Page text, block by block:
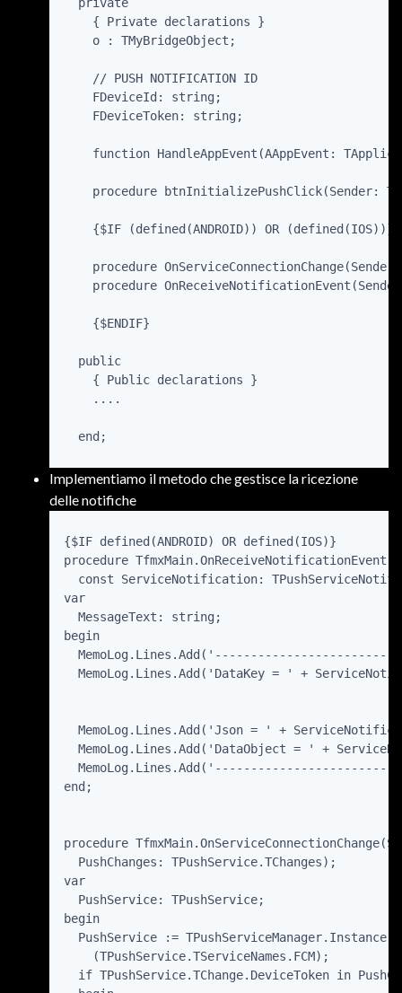
  private
    { Private declarations }
    o : TMyBridgeObject;
    // PUSH NOTIFICATION ID
    FDeviceId: string;
    FDeviceToken: string;
function HandleAppEvent(AAppEvent:
procedure btnInitializePushClick(Sender:
    {$IF (defined(ANDROID)) OR (defined(IOS))}
procedure
procedure
    {$ENDIF}
  public
    { Public declarations }
    ....
  end;
Implementiamo il metodo che gestisce la ricezione
delle notifiche
{$IF defined(ANDROID) OR defined(IOS)}
procedure
const ServiceNotification:
var
  MessageText: string;
begin
MemoLog.Lines.Add('DataKey = ' +
MemoLog.Lines.Add('Json = ' +
MemoLog.Lines.Add('DataObject = ' +
end;
procedure
  PushChanges: TPushService.TChanges);
var
  PushService: TPushService;
begin
PushService :=
    (TPushService.TServiceNames.FCM);
if TPushService.TChange.DeviceToken in